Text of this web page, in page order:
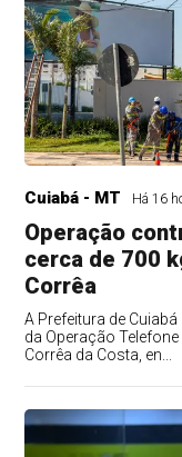
Cuiabá - MT Há 16
Operação
cerca de 700
Corrêa
A Prefeitura de
da Operação
Corrêa da Costa, en...